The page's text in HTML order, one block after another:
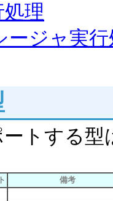
理
ージャ実
トする型
備考